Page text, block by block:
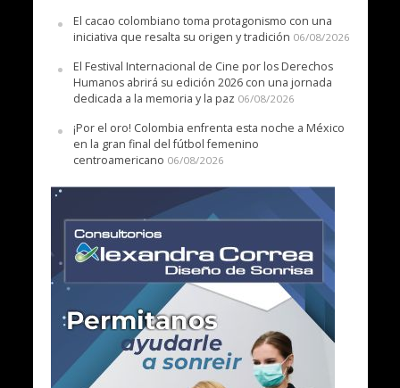
El cacao colombiano toma protagonismo con una
iniciativa que resalta su origen y tradición 06/08/2026
El Festival Internacional de Cine por los Derechos
Humanos abrirá su edición 2026 con una jornada
dedicada a la memoria y la paz 06/08/2026
¡Por el oro! Colombia enfrenta esta noche a México
en la gran final del fútbol femenino
centroamericano 06/08/2026